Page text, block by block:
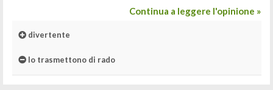
Continua a leggere l'opinione »
divertente
lo trasmettono di rado